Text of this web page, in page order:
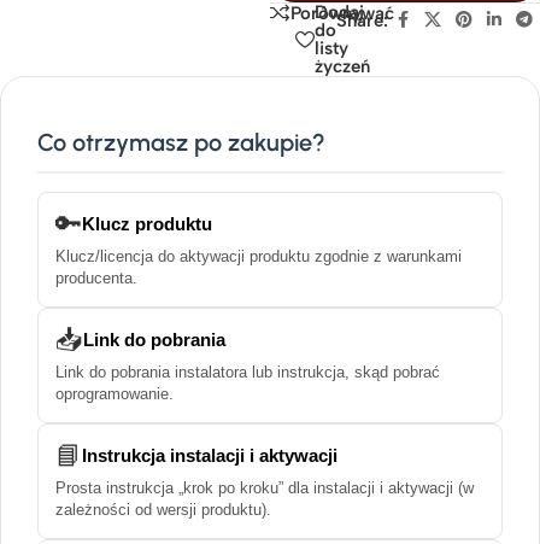
Porównywać
Dodaj
do
listy
życzeń
Share:
Co otrzymasz po zakupie?
🔑Klucz produktu
Klucz/licencja do aktywacji produktu zgodnie z warunkami
producenta.
📥Link do pobrania
Link do pobrania instalatora lub instrukcja, skąd pobrać
oprogramowanie.
📘 Instrukcja instalacji i aktywacji
Prosta instrukcja „krok po kroku” dla instalacji i aktywacji (w
zależności od wersji produktu).